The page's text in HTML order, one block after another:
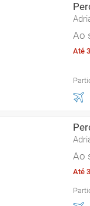
Ao
Até
Ao
Até